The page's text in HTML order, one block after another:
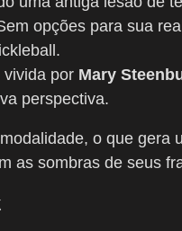
opções para sua
vivida por Mary
perspectiva.
o que gera
as sombras de seus